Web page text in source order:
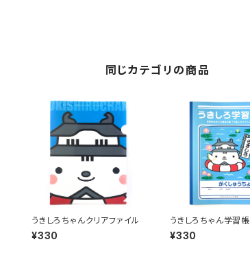
同じカテゴリの商品
うきしろちゃんクリアファイル
¥330
うきしろちゃん学習帳
¥330